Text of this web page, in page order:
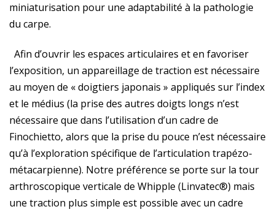
miniaturisation pour une adaptabilité à la pathologie
du carpe.
Afin d’ouvrir les espaces articulaires et en favoriser
l’exposition, un appareillage de traction est nécessaire
au moyen de « doigtiers japonais » appliqués sur l’index
et le médius (la prise des autres doigts longs n’est
nécessaire que dans l’utilisation d’un cadre de
Finochietto, alors que la prise du pouce n’est nécessaire
qu’à l’exploration spécifique de l’articulation trapézo-
métacarpienne). Notre préférence se porte sur la tour
arthroscopique verticale de Whipple (Linvatec®) mais
une traction plus simple est possible avec un cadre